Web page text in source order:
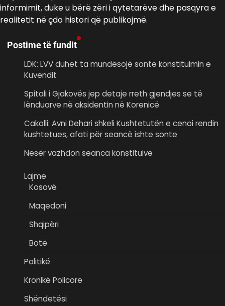
informimit, duke u bërë zëri i qytetarëve dhe pasqyra e
realitetit në çdo histori që publikojmë.
Postime të fundit
LDK: LVV duhet ta mundësojë sonte konstituimin e
Kuvendit
Spitali i Gjakovës jep detaje rreth gjendjes se të
lënduarve në aksidentin në Korenicë
Cakolli: Avni Dehari shkeli Kushtetutën e cenoi rendin
kushtetues, afati për seancë ishte sonte
Nesër vazhdon seanca konstituive
Lajme
Kosovë
Maqedoni
Shqipëri
Botë
Politikë
Kronikë Policore
Shëndetësi